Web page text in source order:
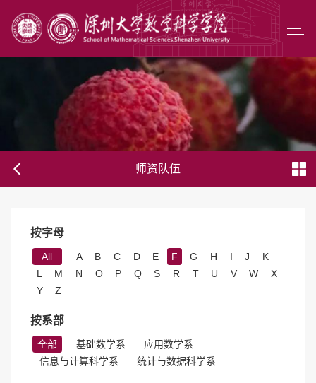
师资队伍
按字母
All A B C D E F G H I J
K
L
M N O P Q S R T U V W
X
Y
Z
按系部
全部 基础数学系
应用数学系
信息与计算科学系
统计与数据科学系